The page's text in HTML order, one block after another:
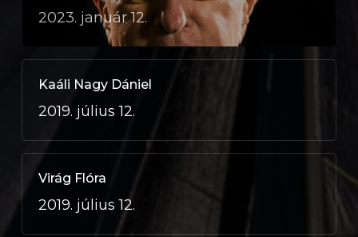
2023. január 12.
Kaáli Nagy Dániel
2019. július 12.
Virág Flóra
2019. július 12.